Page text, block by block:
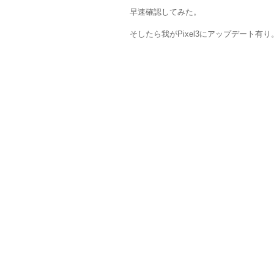
早速確認してみた。
そしたら我がPixel3にアップデート有り